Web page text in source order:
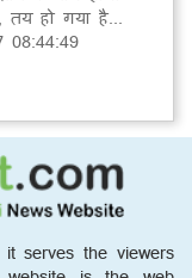
तय हो गया है...
08:44:49
serves the viewers